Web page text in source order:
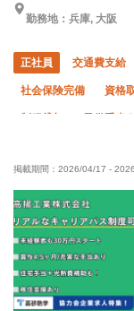
勤務地：兵庫, 大阪
正社員 交通費支給
社会保険完備 資格
制服貸与 子供手当
60代以上活躍中 土
車・バイク通勤OK
掲載期間： 2026/04/17 -